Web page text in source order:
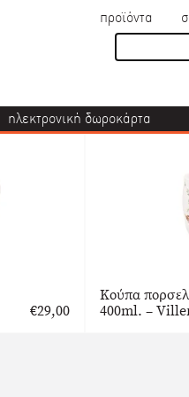
προϊόντα
ηλεκτρονική δωροκάρτα
€29,00
Κούπα
400ml. –